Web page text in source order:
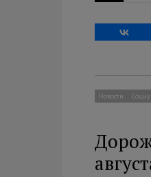
Новости